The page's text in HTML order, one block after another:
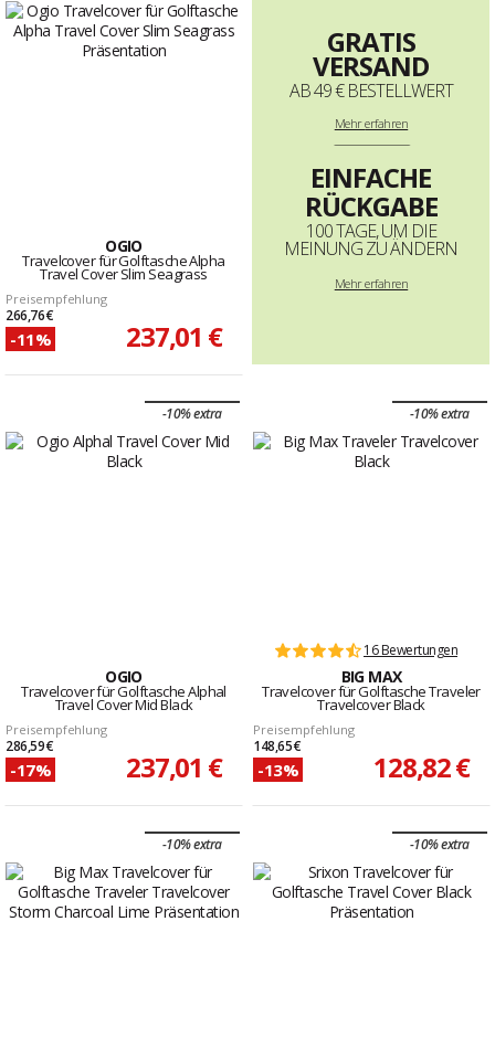
OGIO
Travelcover für Golftasche Alpha
Travel Cover Slim Seagrass
Preisempfehlung
266,76 €
-11% 237,01 €
GRATIS
VERSAND
AB 49 € BESTELLWERT
Mehrerfahren
--------------------------------------------------------------------
EINFACHE
RÜCKGABE
100 TAGE, UM DIE
MEINUNG ZU ÄNDERN
Mehr erfahren
-10% extra
OGIO
Travelcover für Golftasche Alphal
Travel Cover Mid Black
Preisempfehlung
286,59 €
-17% 237,01 €
-10% extra
16 Bewertungen
BIG MAX
Travelcover für Golftasche Traveler
Travelcover Black
Preisempfehlung
148,65 €
-13% 128,82 €
-10% extra -10% extra